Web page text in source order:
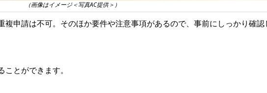
（画像はイメージ＜写真AC提供＞）
複申請は不可。そのほか要件や注意事項があるので、事前にしっかり確認
ことができます。